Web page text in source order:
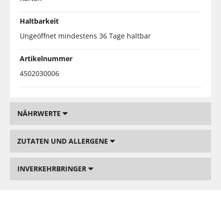
Haltbarkeit
Ungeöffnet mindestens 36 Tage haltbar
Artikelnummer
4502030006
NÄHRWERTE
ZUTATEN UND ALLERGENE
INVERKEHRBRINGER